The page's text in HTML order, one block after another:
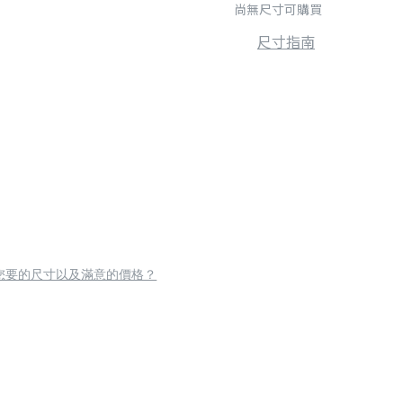
尚無尺寸可購買
尺寸指南
要的尺寸以及滿意的價格？